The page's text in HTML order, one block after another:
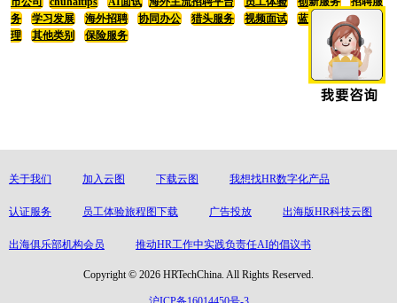
务
学习发展 海外招聘 协同办公 猎头服务 视频面试 蓝领招聘
绩效管
理
其他类别 保险服务
关于我们 加入云图 下载云图 我想找HR数字化产品
认证服务 员工体验旅程图下载 广告投放 出海版HR科技云图
出海俱乐部机构会员 推动HR工作中实践负责任AI的倡议书
Copyright © 2026 HRTechChina. All Rights Reserved.